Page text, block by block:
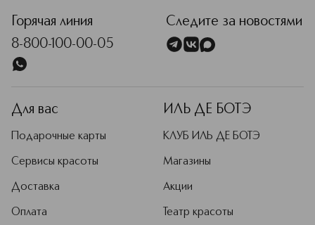
Горячая линия
8-800-100-00-05
Следите за новостями
Для вас
Подарочные карты
Сервисы красоты
Доставка
Оплата
ИЛЬ ДЕ БОТЭ
КЛУБ ИЛЬ ДЕ БОТЭ
Магазины
Акции
Театр красоты